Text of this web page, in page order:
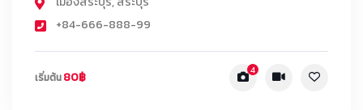
+84-666-888-99
เริ่มต้น80฿ 4